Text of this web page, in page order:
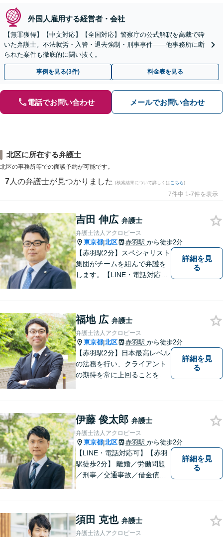
外国人雇用する経営者・会社
【無罪獲得】【中文対応】【全国対応】警察庁の公式解釈を高裁で砕
いた弁護士。不法就労・入管・退去強制・刑事事件——他事務所に断
られた案件も徹底的に闘い抜く。
事例を見る(3件) 料金表を見る
電話でお問い合わせ メールでお問い合わせ
北区に所在する弁護士
北区の事務所等での面談予約が可能です。
7 人の弁護士が見つかりました (検索結果について詳しくは こちら)
7件中 1-7件を表示
吉田 伸広 弁護士
弁護士法人アクロピース
東京都|北区 赤羽駅 から徒歩2分
【赤羽駅2分】スペシャリスト
集団がチームを組んで弁護を
します。【LINE・電話対応
スはあなたの味方です！他士
業との連携あり。
詳細を見
る
福地 広 弁護士
弁護士法人アクロピース
東京都|北区 赤羽駅 から徒歩2分
【赤羽駅2分】日本最高レベル
の法務を行い、クライアント
の期待を常に上回ることを使
最高のピースになるために精
一杯の努力をしていきます。
詳細を見
る
伊藤 俊太郎 弁護士
弁護士法人アクロピース
東京都|北区 赤羽駅 から徒歩2分
【LINE・電話対応可】【赤羽
駅徒歩2分】 離婚／労働問題
／刑事／交通事故／借金債務
との連携あり。アクロピース
はあなたの味方です！
詳細を見
る
須田 克也 弁護士
弁護士法人アクロピース